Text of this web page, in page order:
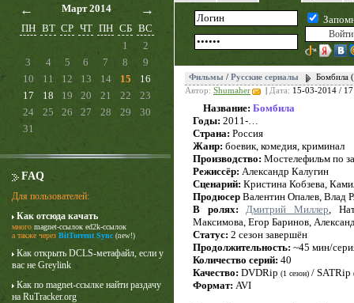
← Март 2014 →
ПН ВТ СР ЧТ ПН СБ ВС
1
2
3
4 5 6 7 8
9
10
11 12 13 14 15
16
17
18 19 20 21 22
23
24
25 26 27 28 29
30
31
FAQ
Для пользователей:
Как отсюда качать
много magnet-ссылок ed2k-ссылок
а также через BitTorrent Sync (new!)
Как открыть DCLS-метафайл, если у
вас не Greylink
Как по magnet-ссылке найти раздачу
на RuTracker.org
Карточный домик
3 сезон
Фильмы / Русские сериалы
Бомбила
Автор: Shumaher Дата: 15-03-2014 /
Название: Бомбила
Годы: 2011-…
Страна: Россия
Жанр: боевик, комедия, криминал
Производство: Мостелефильм по
Режиссёр: Александр Калугин
Сценарий: Кристина Кобзева,
Продюсер Валентин Опалев, Влад
В ролях:
Дмитрий Миллер,
Максимова, Егор Баринов,
Статус: 2 сезон завершён
Продолжительность: ~45 мин/
Количество серий: 40
Качество: DVDRip (1 сезон) / SATRip
Формат: AVI